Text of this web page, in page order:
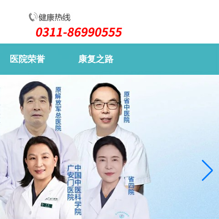
医院荣誉 康复之路